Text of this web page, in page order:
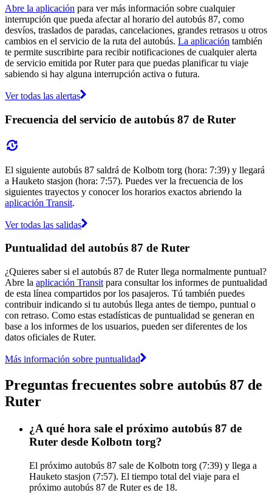
Abre la aplicación para ver más información sobre cualquier
interrupción que pueda afectar al horario del autobús 87, como
desvíos, traslados de paradas, cancelaciones, grandes retrasos u otros
cambios en el servicio de la ruta del autobús. La aplicación también
te permite suscribirte para recibir notificaciones de cualquier alerta
de servicio emitida por Ruter para que puedas planificar tu viaje
sabiendo si hay alguna interrupción activa o futura.
Ver todas las alertas
Frecuencia del servicio de autobús 87 de Ruter
El siguiente autobús 87 saldrá de Kolbotn torg (hora: 7:39) y llegará
a Hauketo stasjon (hora: 7:57). Puedes ver la frecuencia de los
siguientes trayectos y conocer los horarios exactos abriendo la
aplicación Transit.
Ver todas las salidas
Puntualidad del autobús 87 de Ruter
¿Quieres saber si el autobús 87 de Ruter llega normalmente puntual?
Abre la aplicación Transit para consultar los informes de puntualidad
de esta línea compartidos por los pasajeros. Tú también puedes
contribuir indicando si tu autobús llega antes de tiempo, puntual o
con retraso. Como estas estadísticas de puntualidad se generan en
base a los informes de los usuarios, pueden ser diferentes de los
datos oficiales de Ruter.
Más información sobre puntualidad
Preguntas frecuentes sobre autobús 87 de
Ruter
¿A qué hora sale el próximo autobús 87 de
Ruter desde Kolbotn torg?
El próximo autobús 87 sale de Kolbotn torg (7:39) y llega a
Hauketo stasjon (7:57). El tiempo total del viaje para el
próximo autobús 87 de Ruter es de 18.